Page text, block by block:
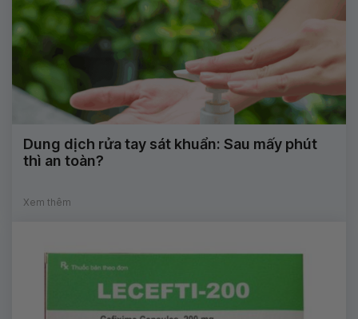
Dung dịch rửa tay sát khuẩn: Sau mấy phút
thì an toàn?
Xem thêm